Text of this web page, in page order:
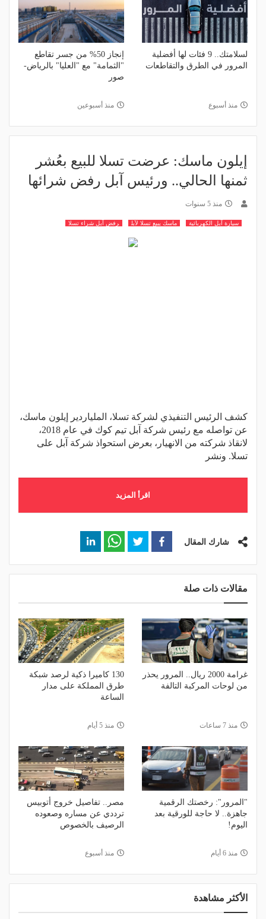
لسلامتك.. 9 فئات لها أفضلية
المرور في الطرق والتقاطعات
منذ أسبوع
إنجاز 50% من جسر تقاطع
"الثمامة" مع "العليا" بالرياض-
صور
منذ أسبوعين
إيلون ماسك: عرضت تسلا للبيع بعُشر
ثمنها الحالي.. ورئيس آبل رفض شرائها
منذ 5 سنوات
سيارة آبل الكهربائية ماسك يبيع تسلا لآبل رفض آبل شراء تسلا
كشف الرئيس التنفيذي لشركة تسلا، الملياردير إيلون ماسك،
عن تواصله مع رئيس شركة آبل تيم كوك في عام 2018،
لانقاذ شركته من الانهيار، بعرض استحواذ شركة آبل على
تسلا. ونشر
اقرأ المزيد
شارك المقال
مقالات ذات صلة
غرامة 2000 ريال.. المرور يحذر
من لوحات المركبة التالفة
منذ 7 ساعات
130 كاميرا ذكية لرصد شبكة
طرق المملكة على مدار
الساعة
منذ 5 أيام
"المرور": رخصتك الرقمية
جاهزة.. لا حاجة للورقية بعد
اليوم!
منذ 6 أيام
مصر.. تفاصيل خروج أتوبيس
ترددي عن مساره وصعوده
الرصيف بالخصوص
منذ أسبوع
الأكثر مشاهدة